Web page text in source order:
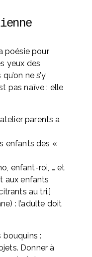
poésie pour
yeux des
ne s’y
pas naïve : elle
parents a
enfants des «
enfant-roi, … et
aux enfants
au tri.]
: l’adulte doit
Donner à